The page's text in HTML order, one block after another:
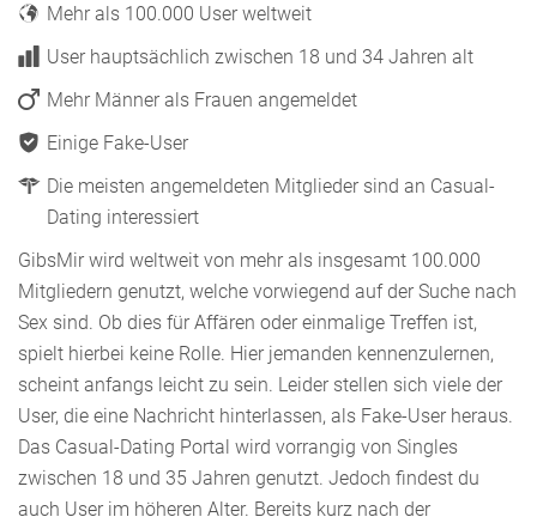
Mehr als 100.000 User weltweit
User hauptsächlich zwischen 18 und 34 Jahren alt
Mehr Männer als Frauen angemeldet
Einige Fake-User
Die meisten angemeldeten Mitglieder sind an Casual-
Dating interessiert
GibsMir wird weltweit von mehr als insgesamt 100.000
Mitgliedern genutzt, welche vorwiegend auf der Suche nach
Sex sind. Ob dies für Affären oder einmalige Treffen ist,
spielt hierbei keine Rolle. Hier jemanden kennenzulernen,
scheint anfangs leicht zu sein. Leider stellen sich viele der
User, die eine Nachricht hinterlassen, als Fake-User heraus.
Das Casual-Dating Portal wird vorrangig von Singles
zwischen 18 und 35 Jahren genutzt. Jedoch findest du
auch User im höheren Alter. Bereits kurz nach der